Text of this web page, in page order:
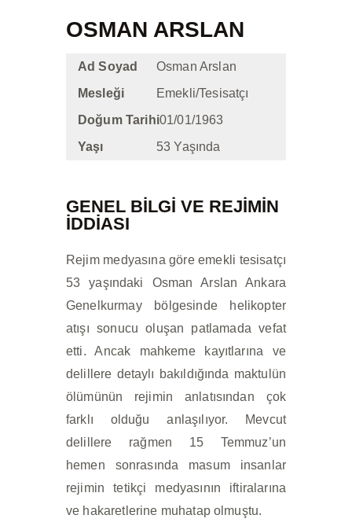
OSMAN ARSLAN
Ad Soyad
Osman Arslan
Mesleği
Emekli/Tesisatçı
Doğum Tarihi01/01/1963
Yaşı
53 Yaşında
GENEL BİLGİ VE REJIMIN
IDDIASI
Rejim medyasına göre emekli tesisatçı
53 yaşındaki Osman Arslan Ankara
Genelkurmay bölgesinde helikopter
atışı sonucu oluşan patlamada vefat
etti. Ancak mahkeme kayıtlarına ve
delillere detaylı bakıldığında maktulün
ölümünün rejimin anlatısından çok
farklı olduğu anlaşılıyor. Mevcut
delillere rağmen 15 Temmuz’un
hemen sonrasında masum insanlar
rejimin tetikçi medyasının iftiralarına
ve hakaretlerine muhatap olmuştu.